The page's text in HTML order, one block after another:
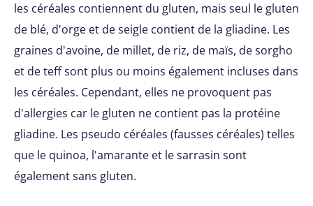
les céréales contiennent du gluten, mais seul le gluten
de blé, d'orge et de seigle contient de la gliadine. Les
graines d'avoine, de millet, de riz, de maïs, de sorgho
et de teff sont plus ou moins également incluses dans
les céréales. Cependant, elles ne provoquent pas
d'allergies car le gluten ne contient pas la protéine
gliadine. Les pseudo céréales (fausses céréales) telles
que le quinoa, l'amarante et le sarrasin sont
également sans gluten.